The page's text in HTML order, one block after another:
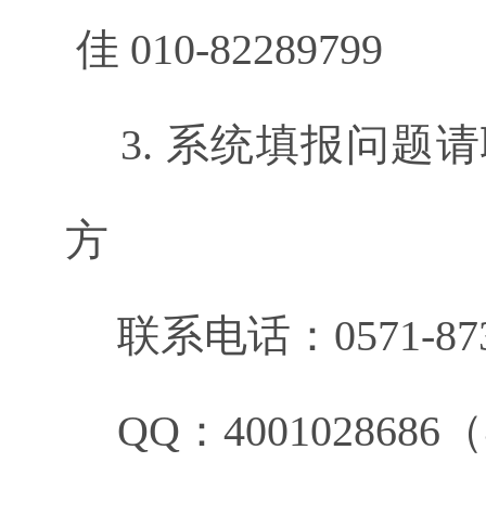
佳 010-82289799
3. 系统填报问题
方
联系电话：0571-
QQ：4001028686